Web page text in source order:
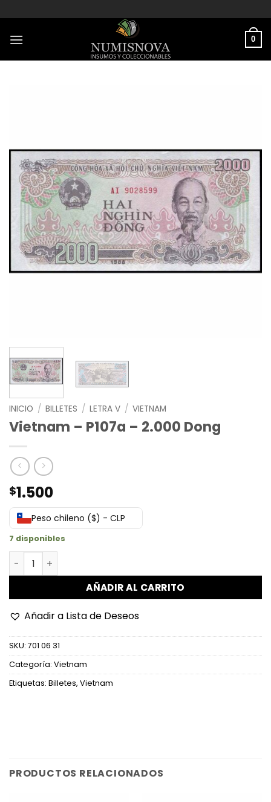
al
contenido
0
INICIO / BILLETES / LETRA V / VIETNAM
Vietnam – P107a – 2.000 Dong
$1.500
Peso chileno ($) - CLP
7 disponibles
Vietnam - P107a - 2.000 Dong cantidad
AÑADIR AL CARRITO
Añadir a Lista de Deseos
SKU: 701 06 31
Categoría: Vietnam
Etiquetas: Billetes, Vietnam
PRODUCTOS RELACIONADOS